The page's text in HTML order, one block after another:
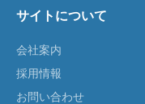
サイトについて
会社案内
採用情報
お問い合わせ